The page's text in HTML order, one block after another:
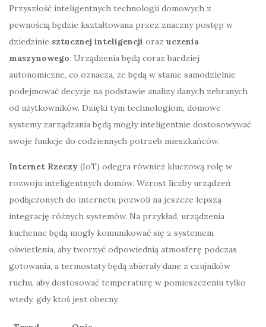
Przyszłość inteligentnych technologii domowych z
pewnością będzie kształtowana przez znaczny postęp w
dziedzinie sztucznej inteligencji oraz uczenia
maszynowego. Urządzenia będą coraz bardziej
autonomiczne, co oznacza, że będą w stanie samodzielnie
podejmować decyzje na podstawie analizy danych zebranych
od użytkowników. Dzięki tym technologiom, domowe
systemy zarządzania będą mogły inteligentnie dostosowywać
swoje funkcje do codziennych potrzeb mieszkańców.
Internet Rzeczy (IoT) odegra również kluczową rolę w
rozwoju inteligentnych domów. Wzrost liczby urządzeń
podłączonych do internetu pozwoli na jeszcze lepszą
integrację różnych systemów. Na przykład, urządzenia
kuchenne będą mogły komunikować się z systemem
oświetlenia, aby tworzyć odpowiednią atmosferę podczas
gotowania, a termostaty będą zbierały dane z czujników
ruchu, aby dostosować temperaturę w pomieszczeniu tylko
wtedy, gdy ktoś jest obecny.